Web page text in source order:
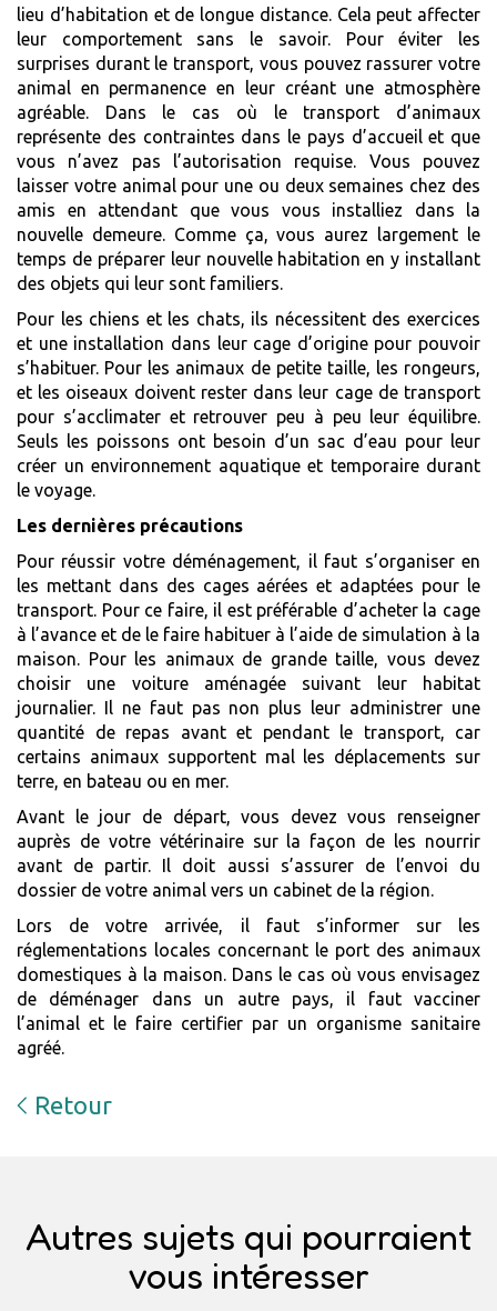
lieu d’habitation et de longue distance. Cela peut affecter
leur comportement sans le savoir. Pour éviter les
surprises durant le transport, vous pouvez rassurer votre
animal en permanence en leur créant une atmosphère
agréable. Dans le cas où le transport d’animaux
représente des contraintes dans le pays d’accueil et que
vous n’avez pas l’autorisation requise. Vous pouvez
laisser votre animal pour une ou deux semaines chez des
amis en attendant que vous vous installiez dans la
nouvelle demeure. Comme ça, vous aurez largement le
temps de préparer leur nouvelle habitation en y installant
des objets qui leur sont familiers.
Pour les chiens et les chats, ils nécessitent des exercices
et une installation dans leur cage d’origine pour pouvoir
s’habituer. Pour les animaux de petite taille, les rongeurs,
et les oiseaux doivent rester dans leur cage de transport
pour s’acclimater et retrouver peu à peu leur équilibre.
Seuls les poissons ont besoin d’un sac d’eau pour leur
créer un environnement aquatique et temporaire durant
le voyage.
Les dernières précautions
Pour réussir votre déménagement, il faut s’organiser en
les mettant dans des cages aérées et adaptées pour le
transport. Pour ce faire, il est préférable d’acheter la cage
à l’avance et de le faire habituer à l’aide de simulation à la
maison. Pour les animaux de grande taille, vous devez
choisir une voiture aménagée suivant leur habitat
journalier. Il ne faut pas non plus leur administrer une
quantité de repas avant et pendant le transport, car
certains animaux supportent mal les déplacements sur
terre, en bateau ou en mer.
Avant le jour de départ, vous devez vous renseigner
auprès de votre vétérinaire sur la façon de les nourrir
avant de partir. Il doit aussi s’assurer de l’envoi du
dossier de votre animal vers un cabinet de la région.
Lors de votre arrivée, il faut s’informer sur les
réglementations locales concernant le port des animaux
domestiques à la maison. Dans le cas où vous envisagez
de déménager dans un autre pays, il faut vacciner
l’animal et le faire certifier par un organisme sanitaire
agréé.
Retour
Autres sujets qui pourraient
vous intéresser